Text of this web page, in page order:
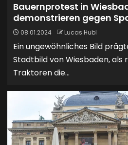
Bauernprotest in
demonstrieren gegen
08.01.2024 Lucas Hubl
Ein ungewöhnliches Bild
Stadtbild von Wiesbaden, als
Traktoren die...